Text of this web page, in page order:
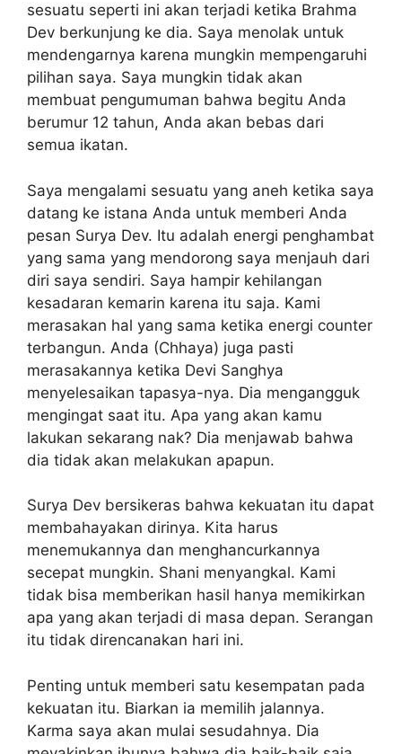
sesuatu seperti ini akan terjadi ketika Brahma
Dev berkunjung ke dia. Saya menolak untuk
mendengarnya karena mungkin mempengaruhi
pilihan saya. Saya mungkin tidak akan
membuat pengumuman bahwa begitu Anda
berumur 12 tahun, Anda akan bebas dari
semua ikatan.
Saya mengalami sesuatu yang aneh ketika saya
datang ke istana Anda untuk memberi Anda
pesan Surya Dev. Itu adalah energi penghambat
yang sama yang mendorong saya menjauh dari
diri saya sendiri. Saya hampir kehilangan
kesadaran kemarin karena itu saja. Kami
merasakan hal yang sama ketika energi counter
terbangun. Anda (Chhaya) juga pasti
merasakannya ketika Devi Sanghya
menyelesaikan tapasya-nya. Dia mengangguk
mengingat saat itu. Apa yang akan kamu
lakukan sekarang nak? Dia menjawab bahwa
dia tidak akan melakukan apapun.
Surya Dev bersikeras bahwa kekuatan itu dapat
membahayakan dirinya. Kita harus
menemukannya dan menghancurkannya
secepat mungkin. Shani menyangkal. Kami
tidak bisa memberikan hasil hanya memikirkan
apa yang akan terjadi di masa depan. Serangan
itu tidak direncanakan hari ini.
Penting untuk memberi satu kesempatan pada
kekuatan itu. Biarkan ia memilih jalannya.
Karma saya akan mulai sesudahnya. Dia